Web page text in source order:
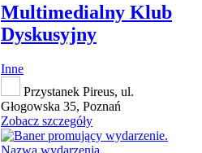
Multimedialny Klub
Dyskusyjny
Inne
Przystanek Pireus, ul.
Głogowska 35, Poznań
Zobacz szczegóły